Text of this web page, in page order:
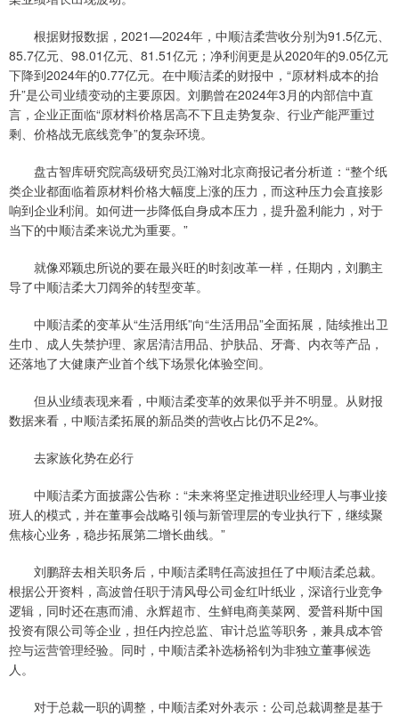
根据财报数据，2021—2024年，中顺洁柔营收分别为91.5亿元、
85.7亿元、98.01亿元、81.51亿元；净利润更是从2020年的9.05亿元
下降到2024年的0.77亿元。在中顺洁柔的财报中，“原材料成本的抬
升”是公司业绩变动的主要原因。刘鹏曾在2024年3月的内部信中直
言，企业正面临“原材料价格居高不下且走势复杂、行业产能严重过
剩、价格战无底线竞争”的复杂环境。
盘古智库研究院高级研究员江瀚对北京商报记者分析道：“整个纸
类企业都面临着原材料价格大幅度上涨的压力，而这种压力会直接影
响到企业利润。如何进一步降低自身成本压力，提升盈利能力，对于
当下的中顺洁柔来说尤为重要。”
就像邓颖忠所说的要在最兴旺的时刻改革一样，任期内，刘鹏主
导了中顺洁柔大刀阔斧的转型变革。
中顺洁柔的变革从“生活用纸”向“生活用品”全面拓展，陆续推出卫
生巾、成人失禁护理、家居清洁用品、护肤品、牙膏、内衣等产品，
还落地了大健康产业首个线下场景化体验空间。
但从业绩表现来看，中顺洁柔变革的效果似乎并不明显。从财报
数据来看，中顺洁柔拓展的新品类的营收占比仍不足2%。
去家族化势在必行
中顺洁柔方面披露公告称：“未来将坚定推进职业经理人与事业接
班人的模式，并在董事会战略引领与新管理层的专业执行下，继续聚
焦核心业务，稳步拓展第二增长曲线。”
刘鹏辞去相关职务后，中顺洁柔聘任高波担任了中顺洁柔总裁。
根据公开资料，高波曾任职于清风母公司金红叶纸业，深谙行业竞争
逻辑，同时还在惠而浦、永辉超市、生鲜电商美菜网、爱普科斯中国
投资有限公司等企业，担任内控总监、审计总监等职务，兼具成本管
控与运营管理经验。同时，中顺洁柔补选杨裕钊为非独立董事候选
人。
对于总裁一职的调整，中顺洁柔对外表示：公司总裁调整是基于